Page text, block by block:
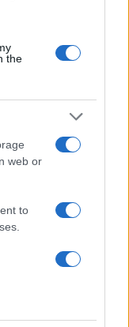
the
web or
to
στον Λάκη
λαούτο και
εμβληματική
μία παιδική
θανάτου της
συζύγου του
του
και τα
από την